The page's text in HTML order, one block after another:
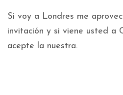
Si voy a Londres me
invitación y si viene usted a
acepte la nuestra.